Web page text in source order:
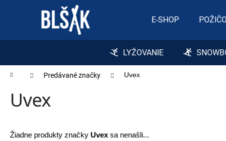
E-SHOP
LYŽOVANIE
Domov Predávané značky Uvex
Uvex
Žiadne produkty značky Uvex sa nenašli...
Späť
do
Späť
do
VOLKL RACETIGER GS